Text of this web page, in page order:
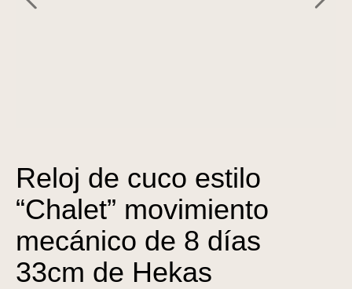
Reloj de cuco estilo
“Chalet” movimiento
mecánico de 8 días
33cm de Hekas